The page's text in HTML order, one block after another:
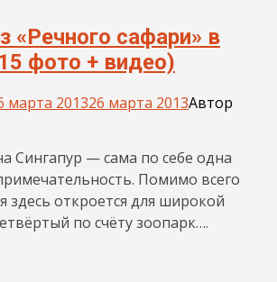
«Речного сафари» в
фото + видео)
марта 201326 марта 2013Автор
Сингапур — сама по себе одна
Помимо всего
здесь откроется для широкой
по счёту зоопарк….